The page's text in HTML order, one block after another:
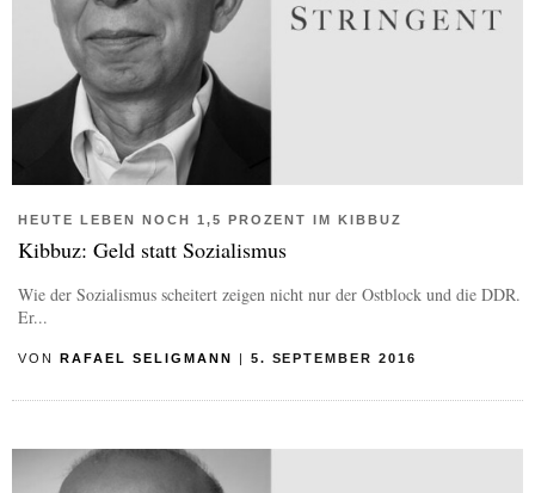
HEUTE LEBEN NOCH 1,5 PROZENT IM KIBBUZ
Kibbuz: Geld statt Sozialismus
Wie der Sozialismus scheitert zeigen nicht nur der Ostblock und die DDR.
Er...
VON RAFAEL SELIGMANN | 5. SEPTEMBER 2016